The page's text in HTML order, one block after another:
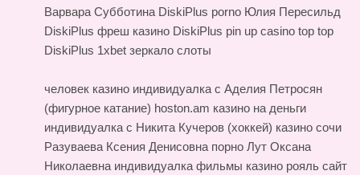
Варвара Субботина DiskiPlus porno Юлия Пересильд
DiskiPlus фреш казино DiskiPlus pin up casino top top
DiskiPlus 1xbet зеркало слоты
человек казино индивидуалка с Аделия Петросян
(фигурное катание) hoston.am казино на деньги
индивидуалка с Никита Кучеров (хоккей) казино сочи
Разуваева Ксения Денисовна порно Лут Оксана
Николаевна индивидуалка фильмы казино рояль сайт